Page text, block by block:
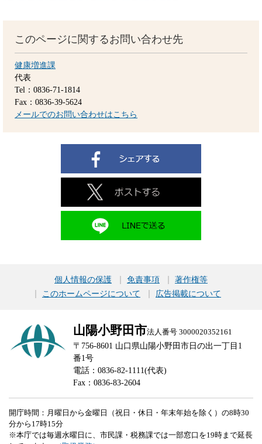
このページに関するお問い合わせ先
健康増進課
代表
Tel：0836-71-1814
Fax：0836-39-5624
メールでのお問い合わせはこちら
個人情報の保護 免責事項
著作権等
このホームページについて
広告掲載について
山陽小野田市法人番号 3000020352161
〒756-8601 山口県山陽小野田市日の出一丁目1
番1号
電話：0836-82-1111(代表)
Fax：0836-83-2604
開庁時間：月曜日から金曜日（祝日・休日・年末年始を除く）の8時30
分から17時15分
※本庁では毎週水曜日に、市民課・税務課では一部窓口を19時まで延長